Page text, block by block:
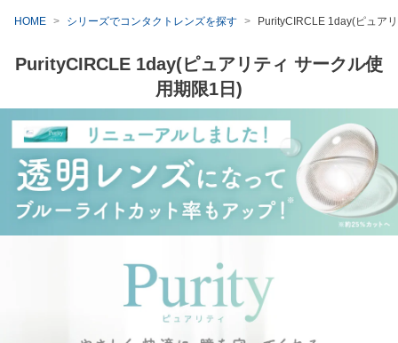
HOME シリーズでコンタクトレンズを探す PurityCIRCLE 1day(ピュア
PurityCIRCLE 1day(ピュアリティ サークル使
用期限1日)